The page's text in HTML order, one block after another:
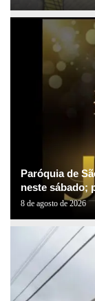
Paróquia de
neste sábado;
8 de agosto de 2026